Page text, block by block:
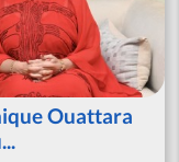
Ouattara